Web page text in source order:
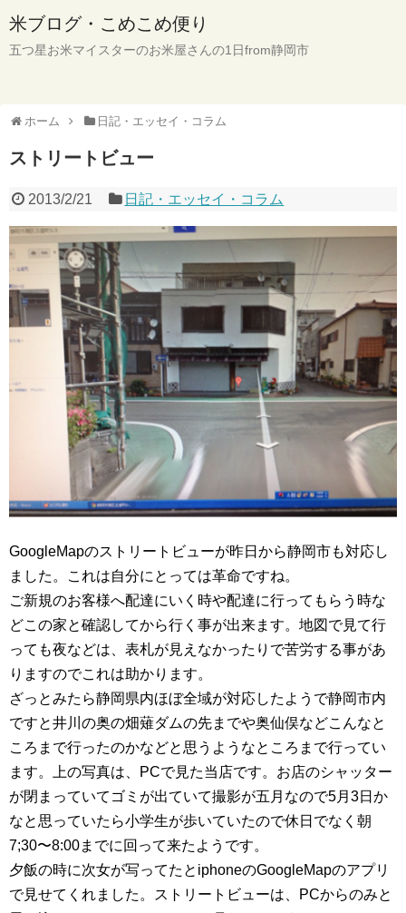
米ブログ・こめこめ便り
五つ星お米マイスターのお米屋さんの1日from静岡市
ホーム 日記・エッセイ・コラム
ストリートビュー
2013/2/21 日記・エッセイ・コラム
GoogleMapのストリートビューが昨日から静岡市も対応し
ました。これは自分にとっては革命ですね。
ご新規のお客様へ配達にいく時や配達に行ってもらう時な
どこの家と確認してから行く事が出来ます。地図で見て行
っても夜などは、表札が見えなかったりで苦労する事があ
りますのでこれは助かります。
ざっとみたら静岡県内ほぼ全域が対応したようで静岡市内
ですと井川の奥の畑薙ダムの先までや奥仙俣などこんなと
ころまで行ったのかなどと思うようなところまで行ってい
ます。上の写真は、PCで見た当店です。お店のシャッター
が閉まっていてゴミが出ていて撮影が五月なので5月3日か
なと思っていたら小学生が歩いていたので休日でなく朝
7;30〜8:00までに回って来たようです。
夕飯の時に次女が写ってたとiphoneのGoogleMapのアプリ
で見せてくれました。ストリートビューは、PCからのみと